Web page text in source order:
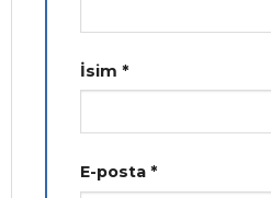
İsim *
E-posta *